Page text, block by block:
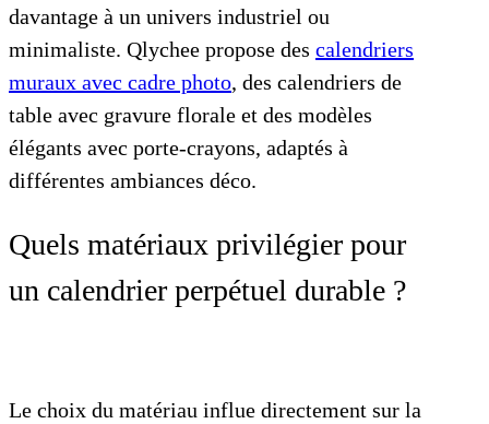
davantage à un univers industriel ou
minimaliste. Qlychee propose des calendriers
muraux avec cadre photo, des calendriers de
table avec gravure florale et des modèles
élégants avec porte-crayons, adaptés à
différentes ambiances déco.
Quels matériaux privilégier pour
un calendrier perpétuel durable ?
Le choix du matériau influe directement sur la